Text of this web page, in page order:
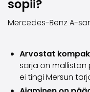
Tesla
Volkswagen
Kaikki automerkit
Myy autosi
Myy autosi
Myy yrityksen auto
sopii?
Mercedes-Benz A-
Arvostat
sarja on malliston
ei tingi Mersun